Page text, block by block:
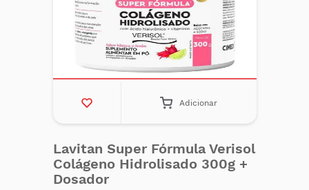
Adicionar
Lavitan Super Fórmula Verisol
Colágeno Hidrolisado 300g +
Dosador